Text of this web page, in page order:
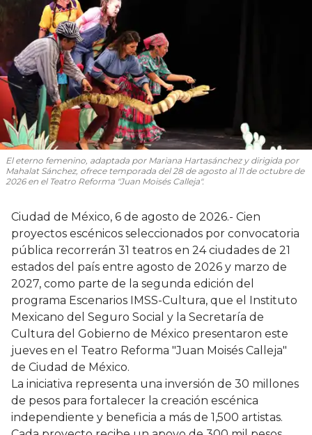
El eterno femenino , adaptada por Mariana Hartasánchez y dirigida por
Mahalat Sánchez, ofrece temporada del 28 de agosto al 11 de octubre de
2026 en el Teatro Reforma "Juan Moisés Calleja".
Ciudad de México, 6 de agosto de 2026.- Cien
proyectos escénicos seleccionados por convocatoria
pública recorrerán 31 teatros en 24 ciudades de 21
estados del país entre agosto de 2026 y marzo de
2027, como parte de la segunda edición del
programa Escenarios IMSS-Cultura, que el Instituto
Mexicano del Seguro Social y la Secretaría de
Cultura del Gobierno de México presentaron este
jueves en el Teatro Reforma "Juan Moisés Calleja"
de Ciudad de México.
La iniciativa representa una inversión de 30 millones
de pesos para fortalecer la creación escénica
independiente y beneficia a más de 1,500 artistas.